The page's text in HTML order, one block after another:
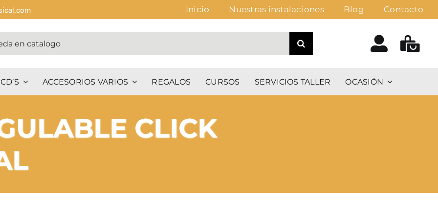
Inicio Nuestras instalaciones Blog Contacto
ACCESORIOS VARIOS REGALOS CURSOS SERVICIOS TALLER OCASIÓN
CLICK